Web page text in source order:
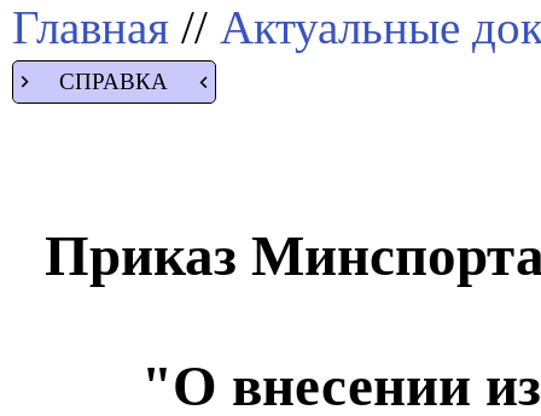
Главная // Актуальные
СПРАВКА
Приказ
"О внесении